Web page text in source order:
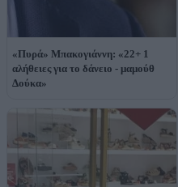
«Πυρά» Μπακογιάννη: «22+ 1
αλήθειες για το δάνειο - μαμούθ
Δούκα»